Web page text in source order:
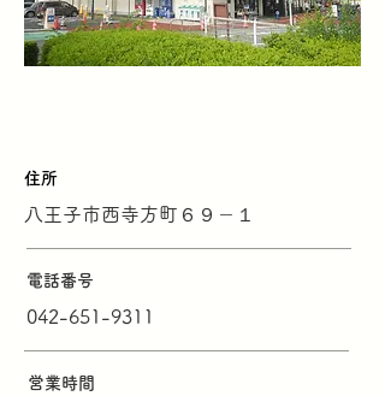
住所
八王子市西寺方町６９－１
電話番号
042-651-9311
営業時間